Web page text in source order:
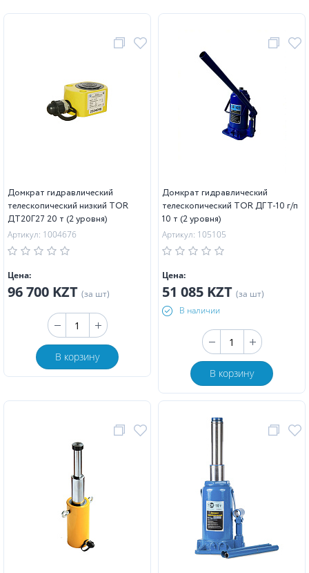
Домкрат гидравлический
телескопический низкий TOR
ДТ20Г27 20 т (2 уровня)
Артикул: 1004676
Цена:
96 700 KZT (за шт)
В корзину
Домкрат гидравлический
телескопический TOR ДГТ-10 г/п
10 т (2 уровня)
Артикул: 105105
Цена:
51 085 KZT (за шт)
В наличии
В корзину